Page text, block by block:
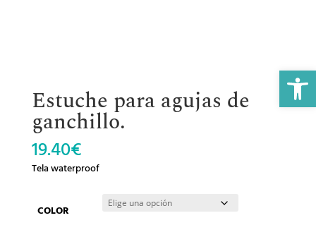
Abrir
Estuche para agujas de
ganchillo.
19.40€
Tela waterproof
COLOR